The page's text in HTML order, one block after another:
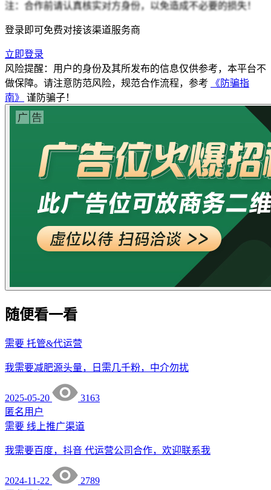
注：合作前请认真核实对方身份，以免造成不必要的损失！
登录即可免费对接该渠道服务商
立即登录
风险提醒：用户的身份及其所发布的信息仅供参考，本平台不
做保障。请注意防范风险，规范合作流程，参考
《防骗指
南》
谨防骗子！
随便看一看
需要 托管&代运营
我需要减肥源头量，日需几千粉，中介勿扰
2025-05-20
3163
匿名用户
需要 线上推广渠道
我需要百度，抖音 代运营公司合作，欢迎联系我
2024-11-22
2789